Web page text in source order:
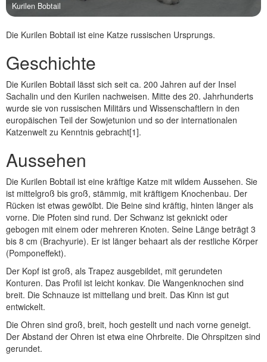
Kurilen Bobtail
Die Kurilen Bobtail ist eine Katze russischen Ursprungs.
Geschichte
Die Kurilen Bobtail lässt sich seit ca. 200 Jahren auf der Insel
Sachalin und den Kurilen nachweisen. Mitte des 20. Jahrhunderts
wurde sie von russischen Militärs und Wissenschaftlern in den
europäischen Teil der Sowjetunion und so der internationalen
Katzenwelt zu Kenntnis gebracht[1].
Aussehen
Die Kurilen Bobtail ist eine kräftige Katze mit wildem Aussehen. Sie
ist mittelgroß bis groß, stämmig, mit kräftigem Knochenbau. Der
Rücken ist etwas gewölbt. Die Beine sind kräftig, hinten länger als
vorne. Die Pfoten sind rund. Der Schwanz ist geknickt oder
gebogen mit einem oder mehreren Knoten. Seine Länge beträgt 3
bis 8 cm (Brachyurie). Er ist länger behaart als der restliche Körper
(Pomponeffekt).
Der Kopf ist groß, als Trapez ausgebildet, mit gerundeten
Konturen. Das Profil ist leicht konkav. Die Wangenknochen sind
breit. Die Schnauze ist mittellang und breit. Das Kinn ist gut
entwickelt.
Die Ohren sind groß, breit, hoch gestellt und nach vorne geneigt.
Der Abstand der Ohren ist etwa eine Ohrbreite. Die Ohrspitzen sind
gerundet.